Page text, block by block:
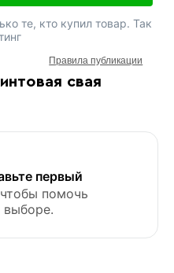
свая
первый
помочь
выборе.
те, кто купил товар. Так
Правила публикации